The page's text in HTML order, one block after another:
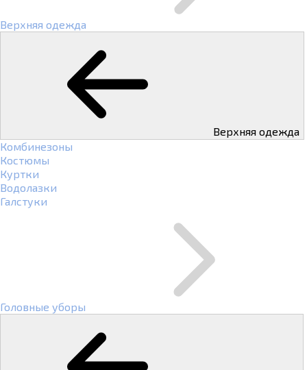
Верхняя одежда
Верхняя одежда
Комбинезоны
Костюмы
Куртки
Водолазки
Галстуки
Головные уборы